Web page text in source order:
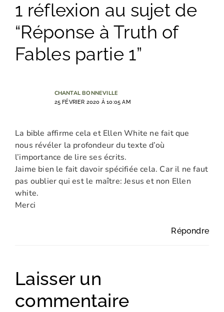
1 réflexion au sujet de
“Réponse à Truth of
Fables partie 1”
CHANTAL BONNEVILLE
25 FÉVRIER 2020 À 10:05 AM
La bible affirme cela et Ellen White ne fait que
nous révéler la profondeur du texte d’où
l’importance de lire ses écrits.
Jaime bien le fait davoir spécifiée cela. Car il ne faut
pas oublier qui est le maître: Jesus et non Ellen
white.
Merci
Répondre
Laisser un
commentaire